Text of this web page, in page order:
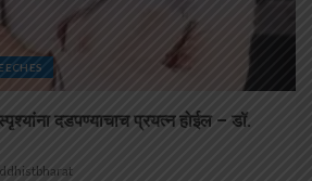
दडपण्याचाच प्रयत्न होईल – डॉ.